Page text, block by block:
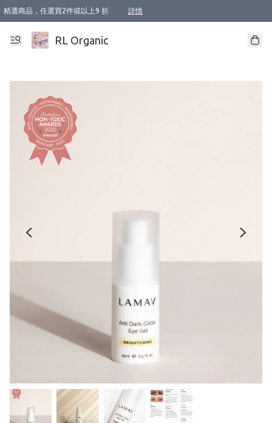
精選商品，任選買2件或以上9 折 詳情
XI周年優惠【新品自由選2件88折/3件85折】
XI周年優惠【Chakra 脈輪平衡自由選2件9折/3件85折/5件8折】
Florame 肌底自由選 2支9折 3支85折
XI周年優惠【蟲蟲退散 · 防衛結界﹞系列2件9折】
Sunki 任選2件95折
BIOFFICINA TOSCANA 任選2支9折 3支85折
Lamav 任選1件9折 2件85折
Mukti Organics 指定產品任選1件9折, 2件88折 3件85折
Intelligent Nutrients Skincare 任選2件9折
deodorant 任選2件88折
化妝品 任選2件95折
XI周年優惠【身心靈單品 任選2件9折/3件85折/5件8折】
XI周年優惠 【精油/香水 任選2件9折/3件85折/5件8折】
XI周年優惠【「關節到肌膚」全效養護 BODY OIL 組2件88折/3件85折】
XI周年優惠【夏日有機物理防曬套裝2件88折】
XI周年優惠【夏日潔面隨意選2件88折/3件85折】
XI周年優惠【逆齡奇蹟抗氧 11 自由選2件88折/3件85折/4件或以上8折】
新會員首次購物即享全單 95 折優惠！
成為VIP / VVIP 可享有生日月現金扣減獎賞優惠 !! 記得去賬户資料填上生日日期啦 !
選用順豐速運，滿$500 免運費
本地速遞 京東 送住宅/ 工商地址 $400 免運費
澳門訂單選用順豐速運，滿$800 免運費
RL Organic